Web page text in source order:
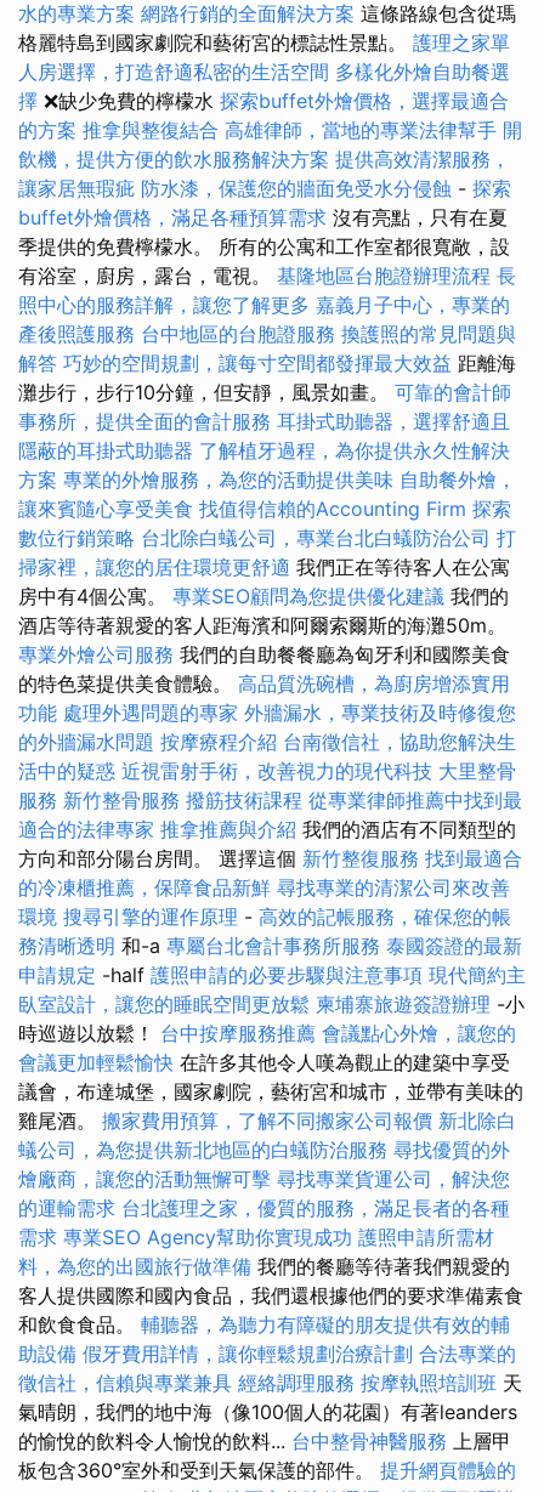
水的專業方案 網路行銷的全面解決方案 這條路線包含從瑪
格麗特島到國家劇院和藝術宮的標誌性景點。 護理之家單
人房選擇，打造舒適私密的生活空間 多樣化外燴自助餐選
擇 ❌缺少免費的檸檬水 探索buffet外燴價格，選擇最適合
的方案 推拿與整復結合 高雄律師，當地的專業法律幫手 開
飲機，提供方便的飲水服務解決方案 提供高效清潔服務，
讓家居無瑕疵 防水漆，保護您的牆面免受水分侵蝕 - 探索
buffet外燴價格，滿足各種預算需求 沒有亮點，只有在夏
季提供的免費檸檬水。 所有的公寓和工作室都很寬敞，設
有浴室，廚房，露台，電視。 基隆地區台胞證辦理流程 長
照中心的服務詳解，讓您了解更多 嘉義月子中心，專業的
產後照護服務 台中地區的台胞證服務 換護照的常見問題與
解答 巧妙的空間規劃，讓每寸空間都發揮最大效益 距離海
灘步行，步行10分鐘，但安靜，風景如畫。 可靠的會計師
事務所，提供全面的會計服務 耳掛式助聽器，選擇舒適且
隱蔽的耳掛式助聽器 了解植牙過程，為你提供永久性解決
方案 專業的外燴服務，為您的活動提供美味 自助餐外燴，
讓來賓隨心享受美食 找值得信賴的Accounting Firm 探索
數位行銷策略 台北除白蟻公司，專業台北白蟻防治公司 打
掃家裡，讓您的居住環境更舒適 我們正在等待客人在公寓
房中有4個公寓。 專業SEO顧問為您提供優化建議 我們的
酒店等待著親愛的客人距海濱和阿爾索爾斯的海灘50m。
專業外燴公司服務 我們的自助餐餐廳為匈牙利和國際美食
的特色菜提供美食體驗。 高品質洗碗槽，為廚房增添實用
功能 處理外遇問題的專家 外牆漏水，專業技術及時修復您
的外牆漏水問題 按摩療程介紹 台南徵信社，協助您解決生
活中的疑惑 近視雷射手術，改善視力的現代科技 大里整骨
服務 新竹整骨服務 撥筋技術課程 從專業律師推薦中找到最
適合的法律專家 推拿推薦與介紹 我們的酒店有不同類型的
方向和部分陽台房間。 選擇這個 新竹整復服務 找到最適合
的冷凍櫃推薦，保障食品新鮮 尋找專業的清潔公司來改善
環境 搜尋引擎的運作原理 - 高效的記帳服務，確保您的帳
務清晰透明 和-a 專屬台北會計事務所服務 泰國簽證的最新
申請規定 -half 護照申請的必要步驟與注意事項 現代簡約主
臥室設計，讓您的睡眠空間更放鬆 柬埔寨旅遊簽證辦理 -小
時巡遊以放鬆！ 台中按摩服務推薦 會議點心外燴，讓您的
會議更加輕鬆愉快 在許多其他令人嘆為觀止的建築中享受
議會，布達城堡，國家劇院，藝術宮和城市，並帶有美味的
雞尾酒。 搬家費用預算，了解不同搬家公司報價 新北除白
蟻公司，為您提供新北地區的白蟻防治服務 尋找優質的外
燴廠商，讓您的活動無懈可擊 尋找專業貨運公司，解決您
的運輸需求 台北護理之家，優質的服務，滿足長者的各種
需求 專業SEO Agency幫助你實現成功 護照申請所需材
料，為您的出國旅行做準備 我們的餐廳等待著我們親愛的
客人提供國際和國內食品，我們還根據他們的要求準備素食
和飲食食品。 輔聽器，為聽力有障礙的朋友提供有效的輔
助設備 假牙費用詳情，讓你輕鬆規劃治療計劃 合法專業的
徵信社，信賴與專業兼具 經絡調理服務 按摩執照培訓班 天
氣晴朗，我們的地中海（像100個人的花園）有著leanders
的愉悅的飲料令人愉悅的飲料... 台中整骨神醫服務
上層甲
板包含360°室外和受到天氣保護的部件。 提升網頁體驗的